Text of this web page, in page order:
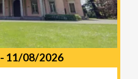
11/08/2026